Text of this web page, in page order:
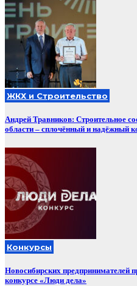
ЖКХ и Строительство
Андрей Травников: Строительное
области – сплочённый и надёжный
Конкурсы
Новосибирских предпринимателей
конкурсе «Люди дела»